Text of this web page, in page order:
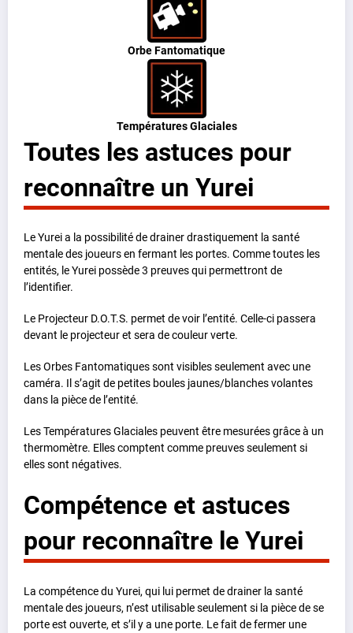
Orbe Fantomatique
Températures Glaciales
Toutes les astuces pour
reconnaître un Yurei
Le Yurei a la possibilité de drainer drastiquement la santé
mentale des joueurs en fermant les portes. Comme toutes les
entités, le Yurei possède 3 preuves qui permettront de
l’identifier.
Le Projecteur D.O.T.S. permet de voir l’entité. Celle-ci passera
devant le projecteur et sera de couleur verte.
Les Orbes Fantomatiques sont visibles seulement avec une
caméra. Il s’agit de petites boules jaunes/blanches volantes
dans la pièce de l’entité.
Les Températures Glaciales peuvent être mesurées grâce à un
thermomètre. Elles comptent comme preuves seulement si
elles sont négatives.
Compétence et astuces
pour reconnaître le Yurei
La compétence du Yurei, qui lui permet de drainer la santé
mentale des joueurs, n’est utilisable seulement si la pièce de se
porte est ouverte, et s’il y a une porte. Le fait de fermer une